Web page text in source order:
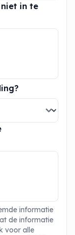
in te
informatie
de informatie
voor alle